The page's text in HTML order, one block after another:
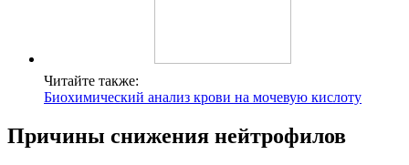
Читайте также:
Биохимический анализ крови на мочевую кислоту
Причины снижения нейтрофилов